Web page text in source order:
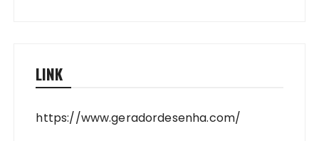
LINK
https://www.geradordesenha.com/